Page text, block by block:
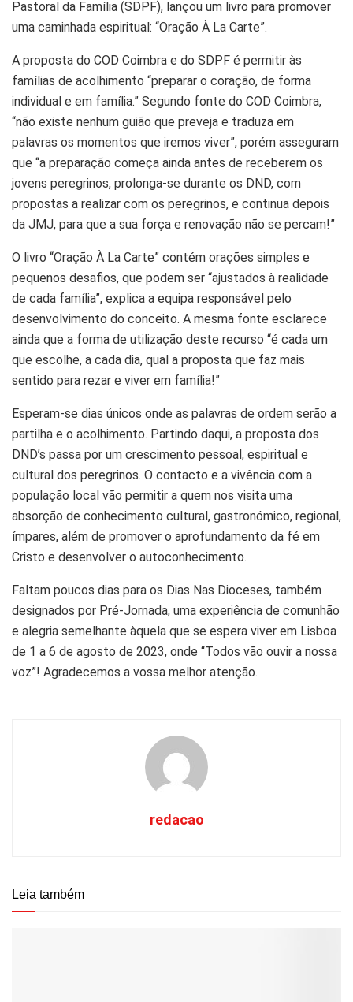
Pastoral da Família (SDPF), lançou um livro para promover
uma caminhada espiritual: “Oração À La Carte”.
A proposta do COD Coimbra e do SDPF é permitir às
famílias de acolhimento “preparar o coração, de forma
individual e em família.” Segundo fonte do COD Coimbra,
“não existe nenhum guião que preveja e traduza em
palavras os momentos que iremos viver”, porém asseguram
que “a preparação começa ainda antes de receberem os
jovens peregrinos, prolonga-se durante os DND, com
propostas a realizar com os peregrinos, e continua depois
da JMJ, para que a sua força e renovação não se percam!”
O livro “Oração À La Carte” contém orações simples e
pequenos desafios, que podem ser “ajustados à realidade
de cada família”, explica a equipa responsável pelo
desenvolvimento do conceito. A mesma fonte esclarece
ainda que a forma de utilização deste recurso “é cada um
que escolhe, a cada dia, qual a proposta que faz mais
sentido para rezar e viver em família!”
Esperam-se dias únicos onde as palavras de ordem serão a
partilha e o acolhimento. Partindo daqui, a proposta dos
DND’s passa por um crescimento pessoal, espiritual e
cultural dos peregrinos. O contacto e a vivência com a
população local vão permitir a quem nos visita uma
absorção de conhecimento cultural, gastronómico, regional,
ímpares, além de promover o aprofundamento da fé em
Cristo e desenvolver o autoconhecimento.
Faltam poucos dias para os Dias Nas Dioceses, também
designados por Pré-Jornada, uma experiência de comunhão
e alegria semelhante àquela que se espera viver em Lisboa
de 1 a 6 de agosto de 2023, onde “Todos vão ouvir a nossa
voz”! Agradecemos a vossa melhor atenção.
redacao
Leia também